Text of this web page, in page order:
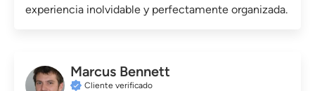
experiencia inolvidable y perfectamente organizada.
Marcus Bennett
Cliente verificado